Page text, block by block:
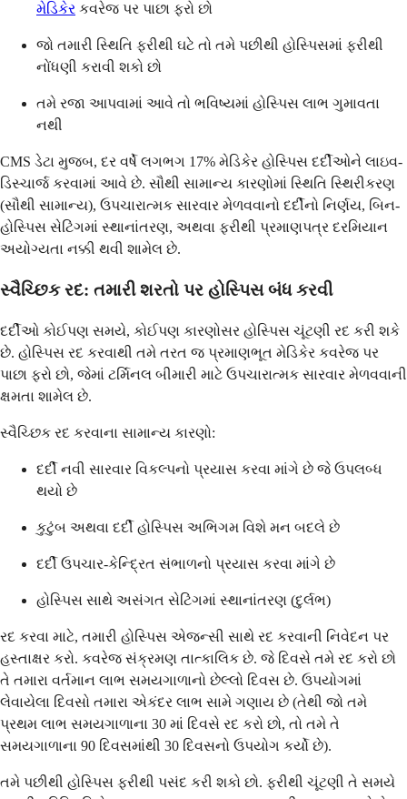
મેડિકેર કવરેજ પર પાછા ફરો છો
જો તમારી સ્થિતિ ફરીથી ઘટે તો તમે પછીથી હોસ્પિસમાં ફરીથી
નોંધણી કરાવી શકો છો
તમે રજા આપવામાં આવે તો ભવિષ્યમાં હોસ્પિસ લાભ ગુમાવતા
નથી
CMS ડેટા મુજબ, દર વર્ષે લગભગ 17% મેડિકેર હોસ્પિસ દર્દીઓને લાઇવ-
ડિસ્ચાર્જ કરવામાં આવે છે. સૌથી સામાન્ય કારણોમાં સ્થિતિ સ્થિરીકરણ
(સૌથી સામાન્ય), ઉપચારાત્મક સારવાર મેળવવાનો દર્દીનો નિર્ણય, બિન-
હોસ્પિસ સેટિંગમાં સ્થાનાંતરણ, અથવા ફરીથી પ્રમાણપત્ર દરમિયાન
અયોગ્યતા નક્કી થવી શામેલ છે.
સ્વૈચ્છિક રદ: તમારી શરતો પર હોસ્પિસ બંધ કરવી
દર્દીઓ કોઈપણ સમયે, કોઈપણ કારણોસર હોસ્પિસ ચૂંટણી રદ કરી શકે
છે. હોસ્પિસ રદ કરવાથી તમે તરત જ પ્રમાણભૂત મેડિકેર કવરેજ પર
પાછા ફરો છો, જેમાં ટર્મિનલ બીમારી માટે ઉપચારાત્મક સારવાર મેળવવાની
ક્ષમતા શામેલ છે.
સ્વૈચ્છિક રદ કરવાના સામાન્ય કારણો:
દર્દી નવી સારવાર વિકલ્પનો પ્રયાસ કરવા માંગે છે જે ઉપલબ્ધ
થયો છે
કુટુંબ અથવા દર્દી હોસ્પિસ અભિગમ વિશે મન બદલે છે
દર્દી ઉપચાર-કેન્દ્રિત સંભાળનો પ્રયાસ કરવા માંગે છે
હોસ્પિસ સાથે અસંગત સેટિંગમાં સ્થાનાંતરણ (દુર્લભ)
રદ કરવા માટે, તમારી હોસ્પિસ એજન્સી સાથે રદ કરવાની નિવેદન પર
હસ્તાક્ષર કરો. કવરેજ સંક્રમણ તાત્કાલિક છે. જે દિવસે તમે રદ કરો છો
તે તમારા વર્તમાન લાભ સમયગાળાનો છેલ્લો દિવસ છે. ઉપયોગમાં
લેવાયેલા દિવસો તમારા એકંદર લાભ સામે ગણાય છે (તેથી જો તમે
પ્રથમ લાભ સમયગાળાના 30 માં દિવસે રદ કરો છો, તો તમે તે
સમયગાળાના 90 દિવસમાંથી 30 દિવસનો ઉપયોગ કર્યો છે).
તમે પછીથી હોસ્પિસ ફરીથી પસંદ કરી શકો છો. ફરીથી ચૂંટણી તે સમયે